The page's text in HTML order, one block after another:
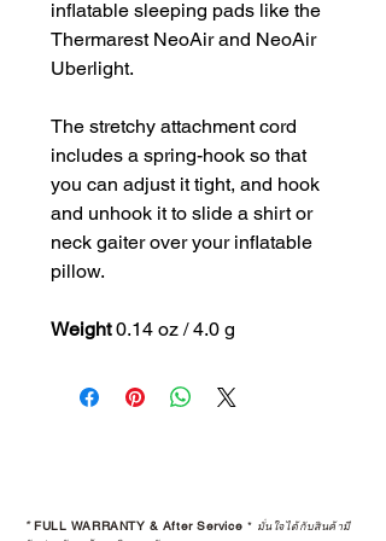
inflatable sleeping pads like the
Thermarest NeoAir and NeoAir
Uberlight.
The stretchy attachment cord
includes a spring-hook so that
you can adjust it tight, and hook
and unhook it to slide a shirt or
neck gaiter over your inflatable
pillow.
Weight0.14 oz / 4.0 g
*FULL WARRANTY & After Service * มั่นใจได้กับสินค้ามี